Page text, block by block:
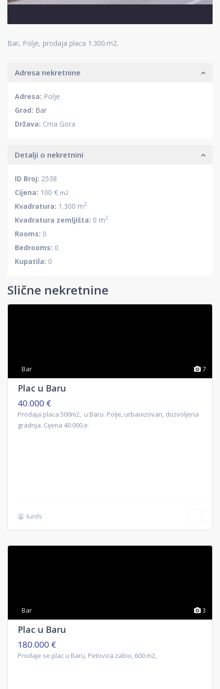
Bar, Polje, prodaja placa 1.300.m2.
Adresa nekretnine
Adresa: Polje
Grad: Bar
Država: Crna Gora
Detalji o nekretnini
ID Broj: 2538
Cijena: 100 € m2
Kvadratura: 1.300 m2
Kvadratura zemljišta: 0 m2
Rooms: 0
Bedrooms: 0
Kupatila: 0
Slične nekretnine
7
Bar
Plac u Baru
40.000 €
Prodaja placa 500m2, u Baru. Polje, urbanizovan, dozvoljena
gradnja. Cijena 40.000.e.
lunils
3
Bar
Plac u Baru
180.000 €
Prodaje se plac u Baru, Petovica zabio, 600 m2,